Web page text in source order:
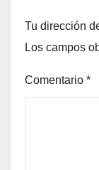
Tu dirección
Los campos
Comentario *